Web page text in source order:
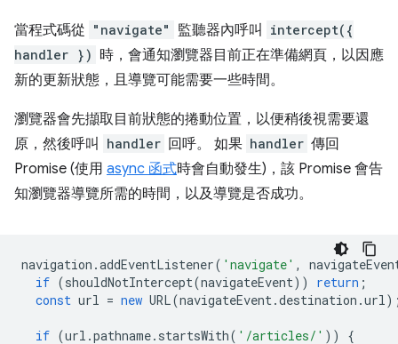
當程式碼從 "navigate" 監聽器內呼叫
intercept({
handler }) 時，會通知瀏覽器目前正在準備網頁，以因應
新的更新狀態，且導覽可能需要一些時間。
瀏覽器會先擷取目前狀態的捲動位置，以便稍後視需要還
原，然後呼叫
handler 回呼。 如果 handler 傳回
Promise (使用 async 函式時會自動發生)，該 Promise 會告
知瀏覽器導覽所需的時間，以及導覽是否成功。
navigation .addEventListener( 'navigate' ,
if (shouldNotIntercept(navigateEvent)) return ;
const url = new URL(navigateEvent.destination .url
if (url .pathname. startsWith( '/articles/' ))
{